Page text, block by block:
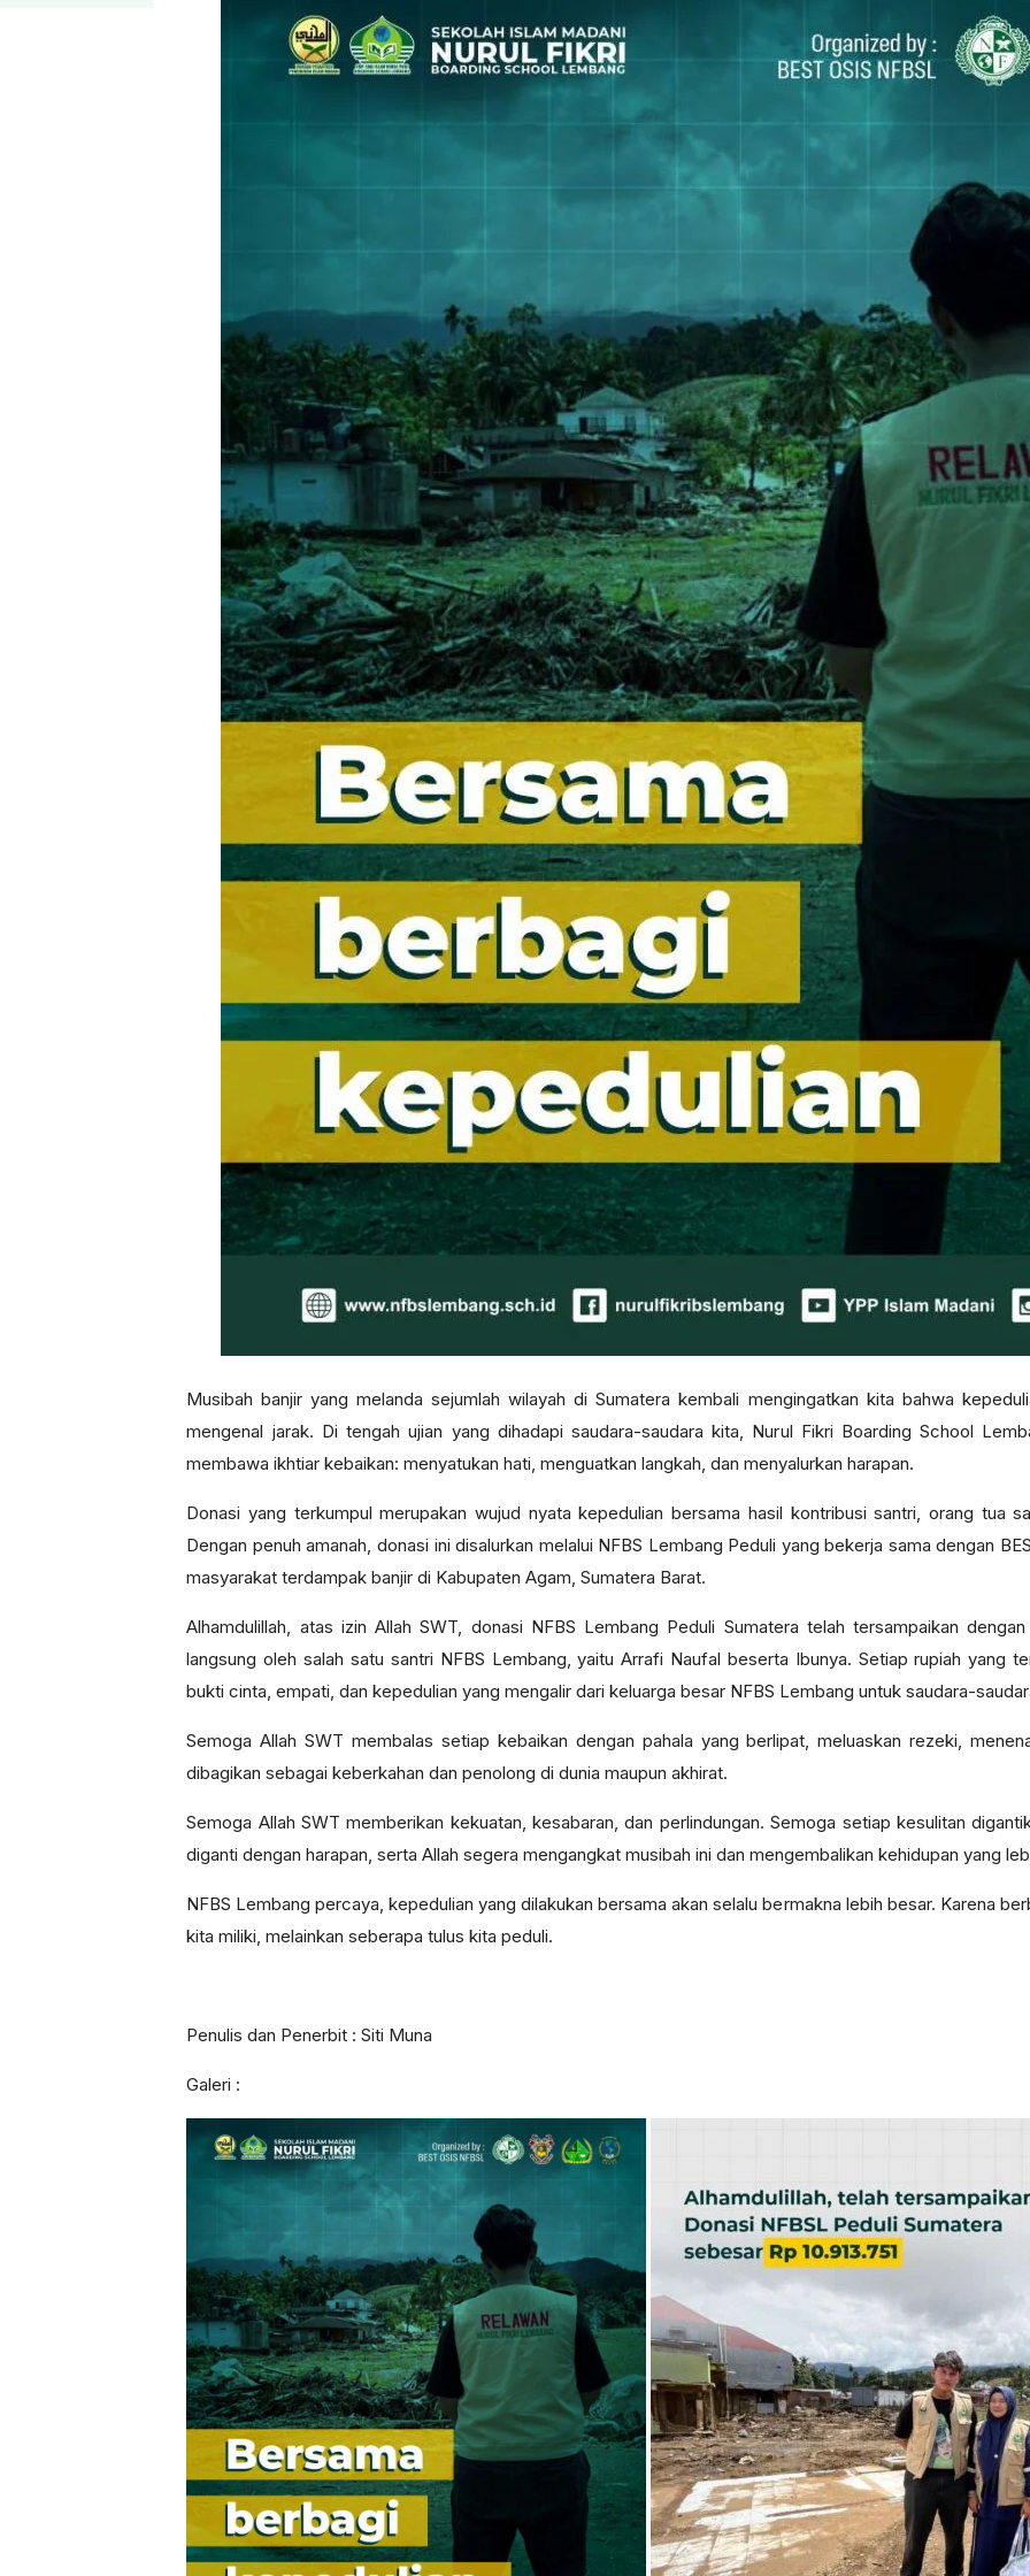
Musibah banjir yang melanda sejumlah wilayah di Sumatera kembali mengingatkan kita bahwa
mengenal jarak. Di tengah ujian yang dihadapi saudara-saudara kita, Nurul Fikri Boarding School
membawa ikhtiar kebaikan: menyatukan hati, menguatkan langkah, dan menyalurkan harapan.
Donasi yang terkumpul merupakan wujud nyata kepedulian bersama hasil kontribusi santri, orang tua
Dengan penuh amanah, donasi ini disalurkan melalui NFBS Lembang Peduli yang bekerja sama dengan
masyarakat terdampak banjir di Kabupaten Agam, Sumatera Barat.
Alhamdulillah, atas izin Allah SWT, donasi NFBS Lembang Peduli Sumatera telah tersampaikan
langsung oleh salah satu santri NFBS Lembang, yaitu Arrafi Naufal beserta Ibunya. Setiap rupiah yang
bukti cinta, empati, dan kepedulian yang mengalir dari keluarga besar NFBS Lembang untuk saudara-
Semoga Allah SWT membalas setiap kebaikan dengan pahala yang berlipat, meluaskan rezeki,
dibagikan sebagai keberkahan dan penolong di dunia maupun akhirat.
Semoga Allah SWT memberikan kekuatan, kesabaran, dan perlindungan. Semoga setiap kesulitan
diganti dengan harapan, serta Allah segera mengangkat musibah ini dan mengembalikan kehidupan yang
NFBS Lembang percaya, kepedulian yang dilakukan bersama akan selalu bermakna lebih besar. Karena
kita miliki, melainkan seberapa tulus kita peduli.
Penulis dan Penerbit : Siti Muna
Galeri :